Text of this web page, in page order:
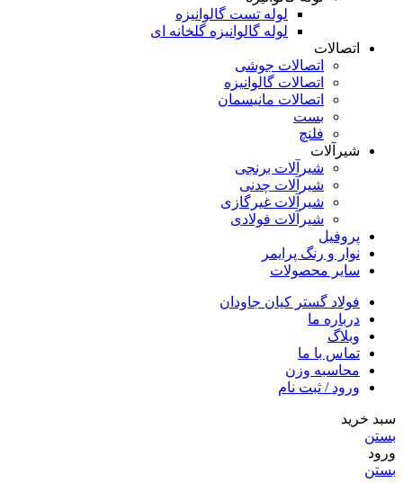
لوله تست گالوانیزه
لوله گالوانیزه گلخانه ای
اتصالات
اتصالات جوشی
اتصالات گالوانیزه
اتصالات مانیسمان
بست
فلنچ
شیرآلات
شیرآلات برنجی
شیرآلات چدنی
شیرآلات غیرگازی
شیرآلات فولادی
پروفیل
نوار و رنگ پرایمر
سایر محصولات
فولاد گستر کیان جاودان
درباره ما
وبلاگ
تماس با ما
محاسبه وزن
ورود / ثبت نام
سبد خرید
بستن
ورود
بستن